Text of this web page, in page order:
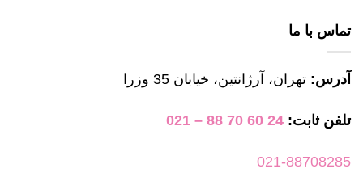
تماس با ما
آدرس: تهران، آرژانتین، خیابان 35 وزرا
تلفن ثابت: 24 60 70 88 – 021
021-88708285